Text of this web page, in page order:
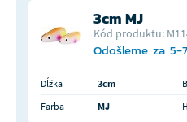
3cm MJ
Kód produktu:
Odošleme za
Dĺžka 3cm
Farba
MJ